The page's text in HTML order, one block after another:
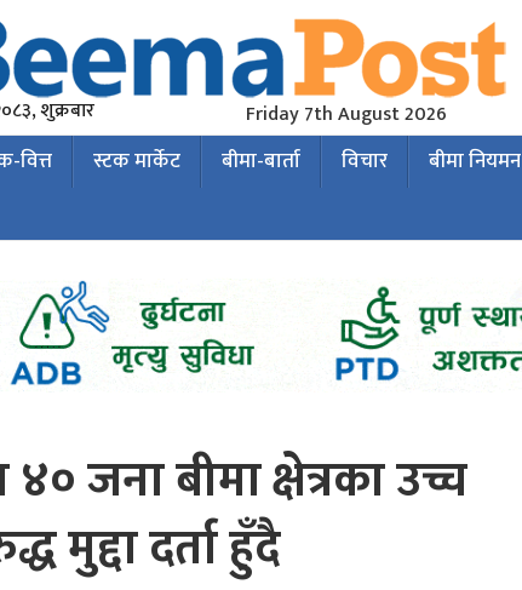
शुक्रबार Friday 7th August 2026
वित्त स्टक मार्केट बीमा-बार्ता विचार बीमा नियमन
जना बीमा क्षेत्रका उच्च
मुद्दा दर्ता हुँदै